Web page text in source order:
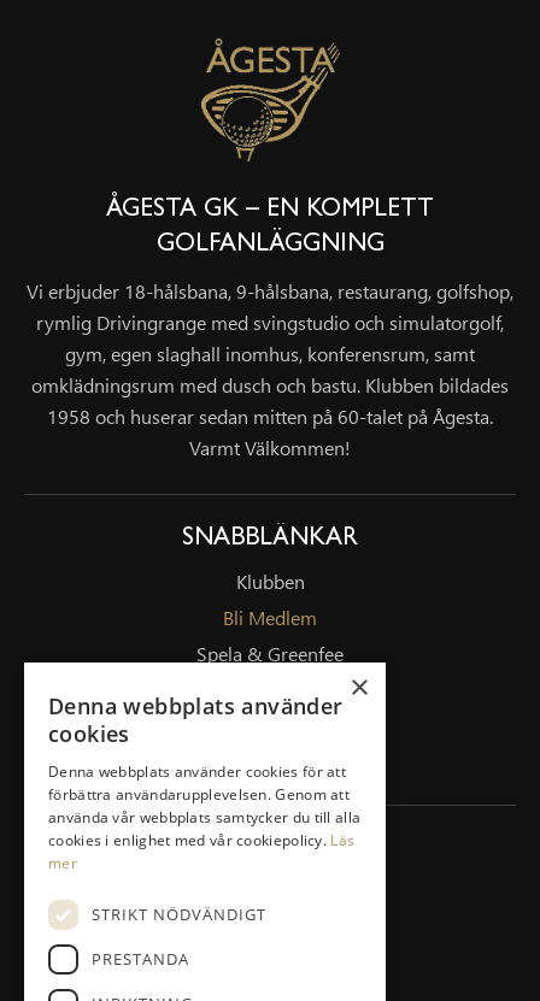
SNABBLÄNKAR
Klubben
Bli Medlem
Spela & Greenfee
Masterplan/Pierre Fulke
Företag
ÅGESTA GK – EN KOMPLETT
GOLFANLÄGGNING
Vi erbjuder 18-hålsbana, 9-hålsbana, restaurang, golfshop,
rymlig Drivingrange med svingstudio och simulatorgolf,
gym, egen slaghall inomhus, konferensrum, samt
omklädningsrum med dusch och bastu. Klubben bildades
1958 och huserar sedan mitten på 60-talet på Ågesta.
Varmt Välkommen!
KONTAKT
×
Denna webbplats använder
cookies
Denna webbplats använder cookies för att
förbättra användarupplevelsen. Genom att
använda vår webbplats samtycker du till alla
cookies i enlighet med vår cookiepolicy. Läs
mer
STRIKT NÖDVÄNDIGT
PRESTANDA